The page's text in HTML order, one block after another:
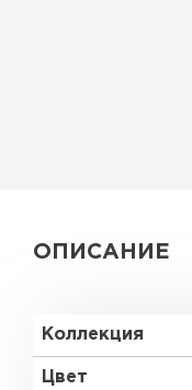
ОПИСАНИЕ
Коллекция
Цвет